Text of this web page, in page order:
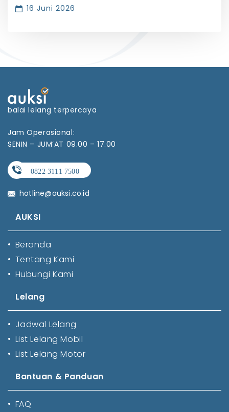
16 Juni 2026
balai lelang terpercaya
Jam Operasional:
SENIN – JUM’AT 09.00 – 17.00
hotline@auksi.co.id
AUKSI
• Beranda
• Tentang Kami
• Hubungi Kami
Lelang
• Jadwal Lelang
• List Lelang Mobil
• List Lelang Motor
Bantuan & Panduan
• FAQ